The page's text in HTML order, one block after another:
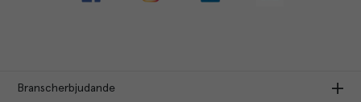
Branscherbjudande